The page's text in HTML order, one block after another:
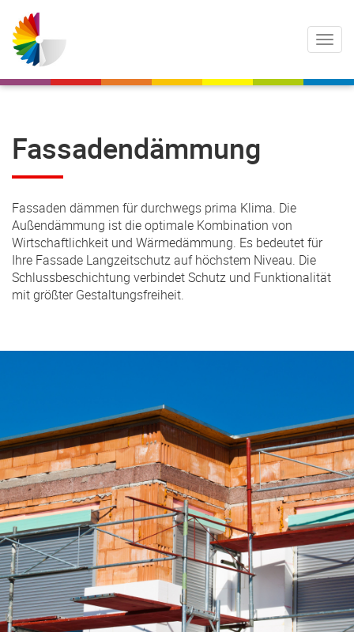
Fassadendämmung
Fassaden dämmen für durchwegs prima Klima. Die
Außendämmung ist die optimale Kombination von
Wirtschaftlichkeit und Wärmedämmung. Es bedeutet für
Ihre Fassade Langzeitschutz auf höchstem Niveau. Die
Schlussbeschichtung verbindet Schutz und Funktionalität
mit größter Gestaltungsfreiheit.